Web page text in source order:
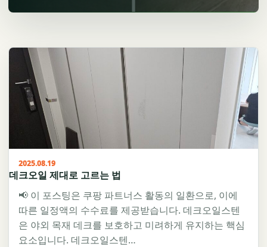
2025.08.19
데크오일 제대로 고르는 법
📢 이 포스팅은 쿠팡 파트너스 활동의 일환으로, 이에
따른 일정액의 수수료를 제공받습니다. 데크오일스텐
은 야외 목재 데크를 보호하고 미려하게 유지하는 핵심
요소입니다. 데크오일스텐…